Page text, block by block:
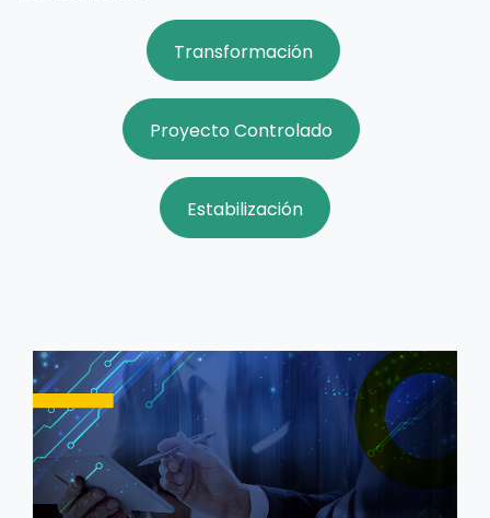
Transformación
Proyecto Controlado
Estabilización